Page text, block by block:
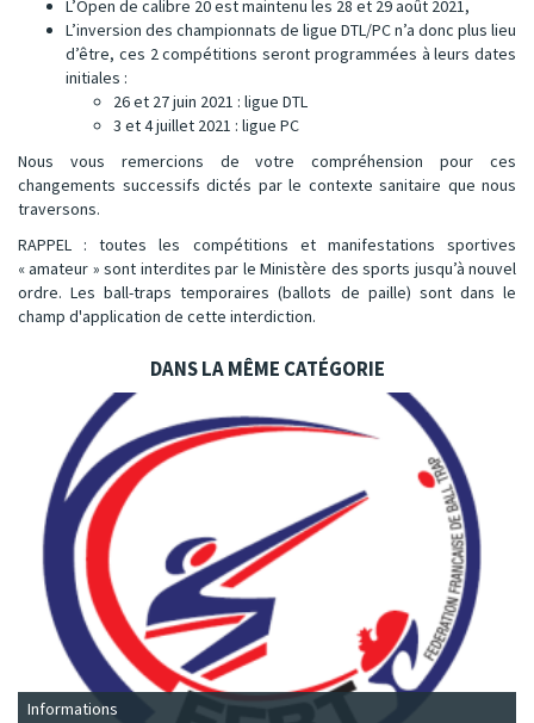
L’Open de calibre 20 est maintenu les 28 et 29 août 2021,
L’inversion des championnats de ligue DTL/PC n’a donc plus lieu
d’être, ces 2 compétitions seront programmées à leurs dates
initiales :
26 et 27 juin 2021 : ligue DTL
3 et 4 juillet 2021 : ligue PC
Nous vous remercions de votre compréhension pour ces
changements successifs dictés par le contexte sanitaire que nous
traversons.
RAPPEL : toutes les compétitions et manifestations sportives
« amateur » sont interdites par le Ministère des sports jusqu’à nouvel
ordre. Les ball-traps temporaires (ballots de paille) sont dans le
champ d'application de cette interdiction.
DANS LA MÊME CATÉGORIE
Informations